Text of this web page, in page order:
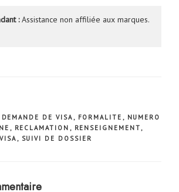
:Assistance non affiliée aux marques.
DEMANDE DE VISA, FORMALITE , NUMERO
, RECLAMATION , RENSEIGNEMENT,
, SUIVI DE DOSSIER